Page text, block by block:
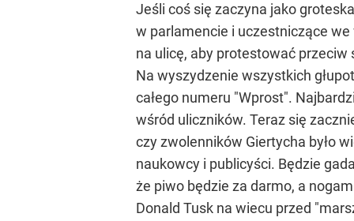
Jeśli coś się zaczyna jako
w parlamencie i uczestniczące
na ulicę, aby protestować
Na wyszydzenie wszystkich
całego numeru "Wprost".
wśród uliczników. Teraz się
czy zwolenników Giertycha było
naukowcy i publicyści. Będzie
że piwo będzie za darmo, a
Donald Tusk na wiecu przed